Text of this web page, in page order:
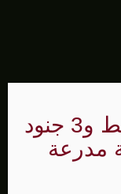
مقتل جندي وإصابة ضابط و3 جنود
مدرعة